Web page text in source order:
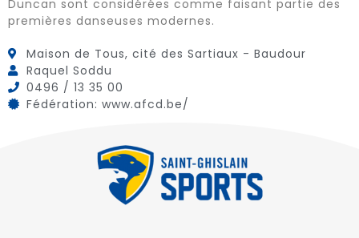
Duncan sont considérées comme faisant partie des
premières danseuses modernes.
Maison de Tous, cité des Sartiaux - Baudour
Raquel Soddu
0496 / 13 35 00
Fédération: www.afcd.be/